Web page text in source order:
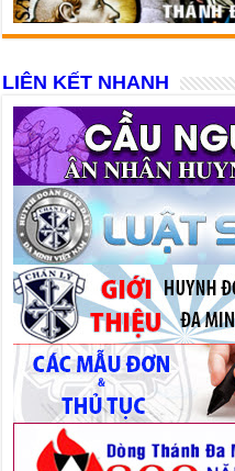
LIÊN KẾT NHANH